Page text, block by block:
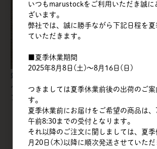
筑波乳業 | アーモンド
ペーストT（皮無）スタ
ンドパウチ / 1kg
リー
すべての
いつもmarustockをご利用いただき誠に
ざいます。
弊社では、誠に勝手ながら下記日程を
ていただきます。
■夏季休業期間
2025年8月8日(土)～8月16日(日)
つきましては夏季休業前後の出荷のご案
す。
夏季休業前にお届けをご希望の商品は
午前8:30までの受付となります。
それ以降のご注文に関しましては、夏
月20日(木)以降に順次発送させていただ